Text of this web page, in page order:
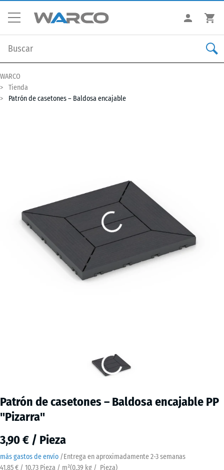
WARCO
Tienda
Patrón de casetones – Baldosa encajable
Patrón de casetones – Baldosa encajable PP
"Pizarra"
3,90 € / Pieza
más gastos de envío /Entrega en aproximadamente2-3 semanas
41,85 € / 10,73 Pieza / m²(0,39 kg / Pieza)